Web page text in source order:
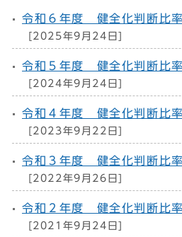
令和６年度 健全化判断比
[2025年9月24日]
令和５年度 健全化判断比
[2024年9月24日]
令和４年度 健全化判断比
[2023年9月22日]
令和３年度 健全化判断比
[2022年9月26日]
令和２年度 健全化判断比
[2021年9月24日]